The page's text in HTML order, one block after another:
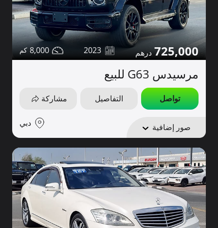
725,000
2023
8,000
مرسيدس G63 للبيع
تواصل التفاصيل مشاركة
صور إضافية دبي